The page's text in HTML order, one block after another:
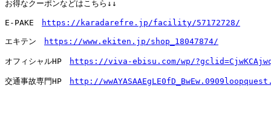
お得なクーポンなどはこちら↓↓
E-PAKE https://karadarefre.jp/facility/57172728/
エキテン https://www.ekiten.jp/shop_18047874/
オフィシャルHP https://viva-ebisu.com/wp/
交通事故専門HP http://